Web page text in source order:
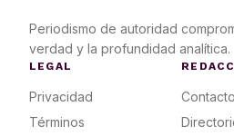
Periodismo de autoridad
verdad y la profundidad analítica.
LEGAL
Privacidad
Términos
Contacto